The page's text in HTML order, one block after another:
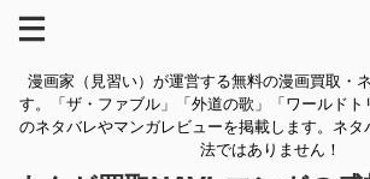
漫画家（見習い）が運営する無料の漫画買取・
す。「ザ・ファブル」「外道の歌」「ワールドト
のネタバレやマンガレビューを掲載します。ネタ
法ではありません！